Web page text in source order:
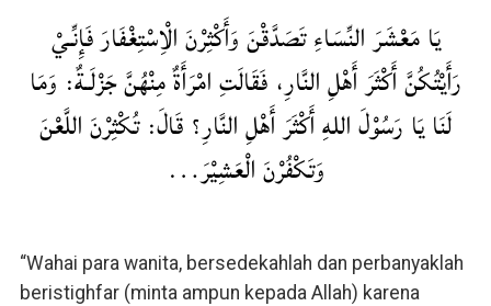
يَا مَعْشَرَ النِّسَاءِ تَصَدَّقْنَ وَأَكْثِرْنَ الْاِسْتِغْفَارَ فَإِنِّـيْ
رَأَيْتُكُنَّ أَكْثَرَ أَهْلِ النَّارِ، فَقَالَتِ امْرَأَةٌ مِنْهُنَّ جَزْلَـةٌ: وَمَا
لَنَا يَا رَسُوْلَ اللهِ أَكْثَرَ أَهْلِ النَّارِ؟ قَالَ: تُكْثِرْنَ اللَّعْنَ
وَتَكْفُرْنَ الْعَشِيْرَ…
“Wahai para wanita, bersedekahlah dan perbanyaklah
beristighfar (minta ampun kepada Allah) karena